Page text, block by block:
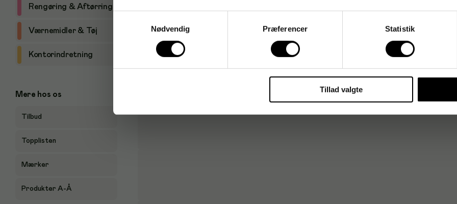
Nødvendig
Præferencer Statistik
Tillad valgte
Rengøring & Aftørring
Værnemidler & Tøj
Kontorindretning
Mere hos os
Tilbud
Topplisten
Mærker
Produkter A-Å